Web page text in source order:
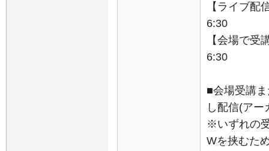
【ライブ配
6:30
【会場で受
6:30
■会場受講
し配信(ア
※いずれの
Wを挟むた